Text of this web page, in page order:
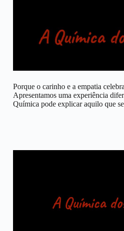
Porque o carinho e a empatia
Apresentamos uma experiência
Química pode explicar aquilo que